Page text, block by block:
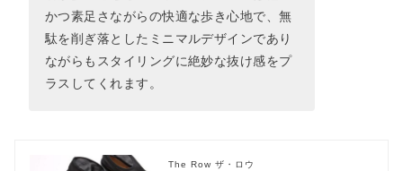
かつ素足さながらの快適な歩き心地で、無
駄を削ぎ落としたミニマルデザインであり
ながらもスタイリングに絶妙な抜け感をプ
ラスしてくれます。
The Row ザ・ロウ